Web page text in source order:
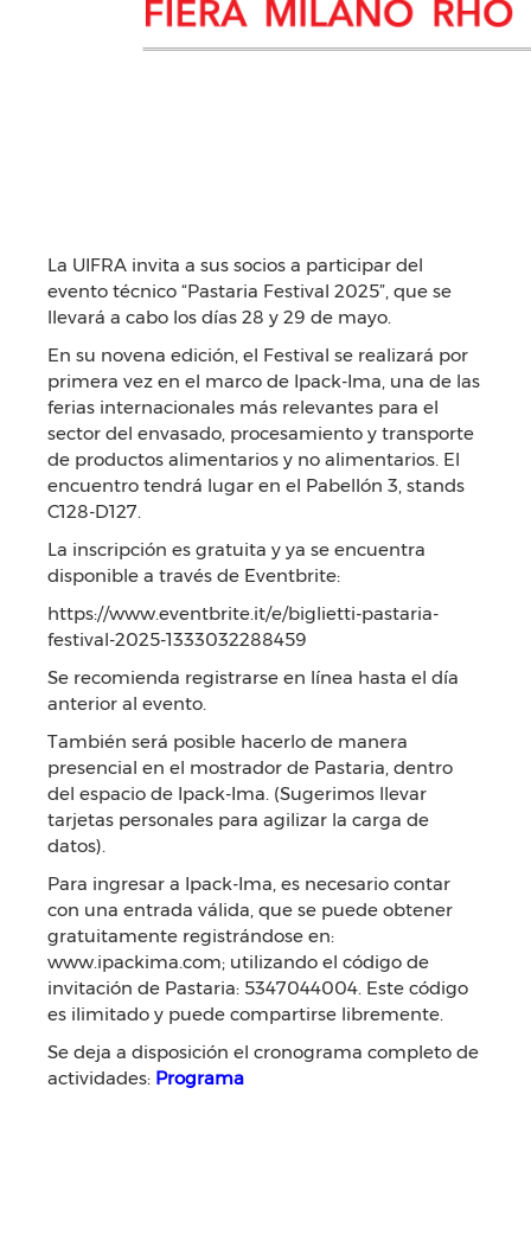
La UIFRA invita a sus socios a participar del
evento técnico “Pastaria Festival 2025”, que se
llevará a cabo los días 28 y 29 de mayo.
En su novena edición, el Festival se realizará por
primera vez en el marco de Ipack-Ima, una de las
ferias internacionales más relevantes para el
sector del envasado, procesamiento y transporte
de productos alimentarios y no alimentarios. El
encuentro tendrá lugar en el Pabellón 3, stands
C128-D127.
La inscripción es gratuita y ya se encuentra
disponible a través de Eventbrite:
https://www.eventbrite.it/e/biglietti-pastaria-
festival-2025-1333032288459
Se recomienda registrarse en línea hasta el día
anterior al evento.
También será posible hacerlo de manera
presencial en el mostrador de Pastaria, dentro
del espacio de Ipack-Ima. (Sugerimos llevar
tarjetas personales para agilizar la carga de
datos).
Para ingresar a Ipack-Ima, es necesario contar
con una entrada válida, que se puede obtener
gratuitamente registrándose en:
www.ipackima.com; utilizando el código de
invitación de Pastaria: 5347044004. Este código
es ilimitado y puede compartirse libremente.
Se deja a disposición el cronograma completo de
actividades: Programa